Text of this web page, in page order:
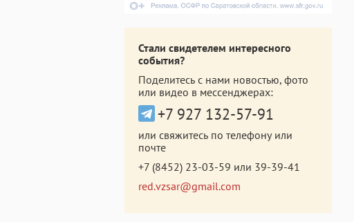
Стали свидетелем интересного
события?
Поделитесь с нами новостью, фото
или видео в мессенджерах:
+7 927 132-57-91
или свяжитесь по телефону или
почте
+7 (8452) 23-03-59 или 39-39-41
red.vzsar@gmail.com